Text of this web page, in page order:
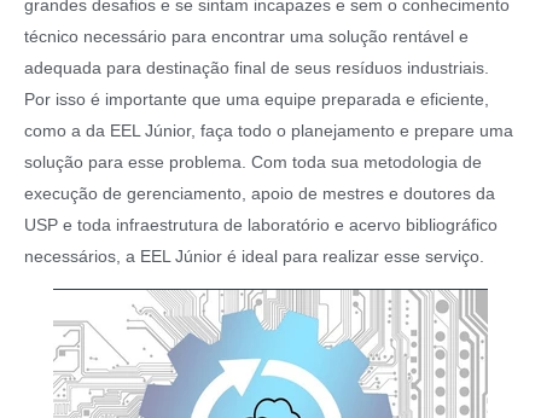
grandes desafios e se sintam incapazes e sem o conhecimento
técnico necessário para encontrar uma solução rentável e
adequada para destinação final de seus resíduos industriais.
Por isso é importante que uma equipe preparada e eficiente,
como a da EEL Júnior, faça todo o planejamento e prepare uma
solução para esse problema. Com toda sua metodologia de
execução de gerenciamento, apoio de mestres e doutores da
USP e toda infraestrutura de laboratório e acervo bibliográfico
necessários, a EEL Júnior é ideal para realizar esse serviço.